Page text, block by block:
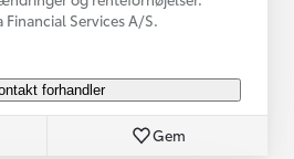
Services A/S.
forhandler
Gem